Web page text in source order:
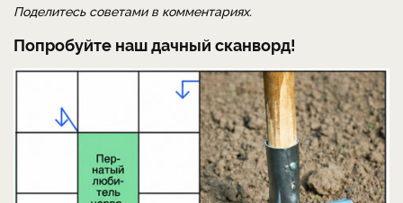
Поделитесь советами в комментариях.
Попробуйте наш дачный сканворд!